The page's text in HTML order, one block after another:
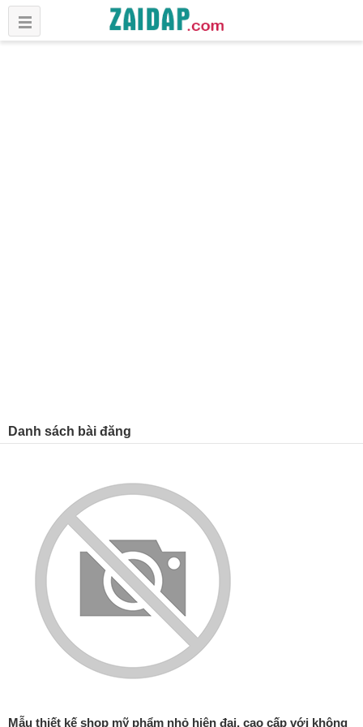
Danh sách bài đăng
Mẫu thiết kế shop mỹ phẩm nhỏ hiện đại, cao cấp với không